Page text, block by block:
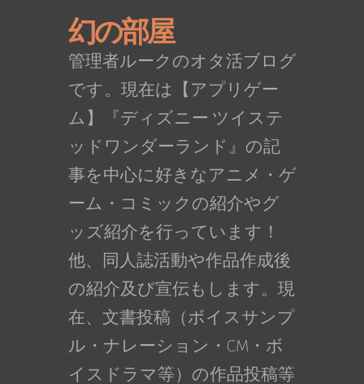
幻の部屋
管理者ルークのオタ活ブログ
です。現在は【アプリゲー
ム】『ディズニー ツイステ
ッドワンダーランド』の記
事を中心に好きなアニメ・ゲ
ーム・コミックの紹介やグ
ッズ紹介を行っています！
他、同人誌活動や作品作成後
の紹介及び宣伝もします。現
在、文書投稿（ボイスサンプ
ル・ナレーション・CM・ボ
イスドラマ等）の作品投稿等